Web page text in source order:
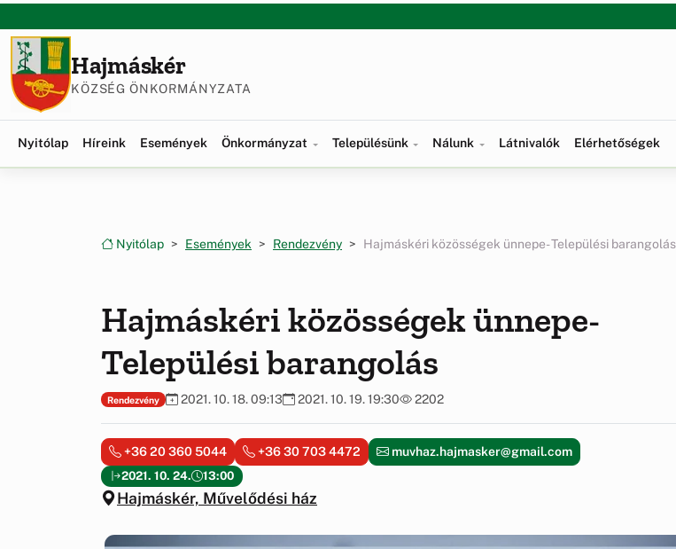
Hajmáskér
KÖZSÉG ÖNKORMÁNYZATA
Nyitólap Híreink Események Önkormányzat Településünk Nálunk Látnivalók Elérhetőségek
Nyitólap Események Rendezvény Hajmáskéri közösségek ünnepe- Települési barangolás
Hajmáskéri közösségek ünnepe-
Települési barangolás
Rendezvény 2021. 10. 18. 09:13 2021. 10. 19. 19:30 2202
2021. 10. 24. 13:00
Hajmáskér, Művelődési ház
+36 20 360 5044 +36 30 703 4472 muvhaz.hajmasker@gmail.com